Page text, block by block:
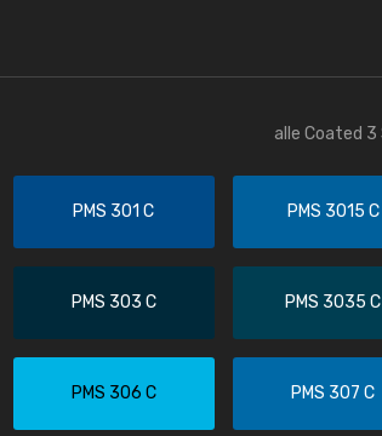
alle Coated 3
PMS 301 C PMS 3015 C
PMS 303 C PMS 3035 C
PMS 306 C PMS 307 C